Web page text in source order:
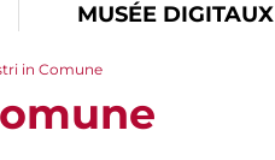
MUSÉE DIGITAUX
in Comune